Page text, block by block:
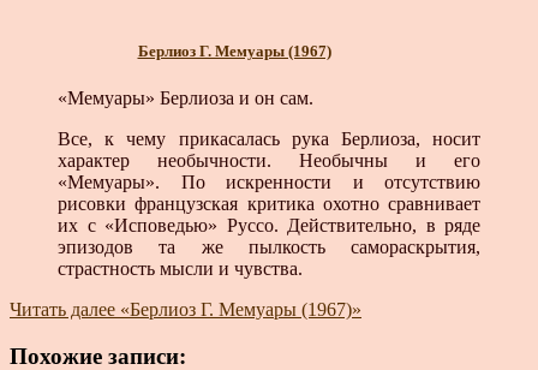
Берлиоз Г. Мемуары (1967)
«Мемуары» Берлиоза и он сам.
Все, к чему прикасалась рука Берлиоза, носит
характер необычности. Необычны и его
«Мемуары». По искренности и отсутствию
рисовки французская критика охотно сравнивает
их с «Исповедью» Руссо. Действительно, в ряде
эпизодов та же пылкость самораскрытия,
страстность мысли и чувства.
Читать далее «Берлиоз Г. Мемуары (1967)»
Похожие записи: